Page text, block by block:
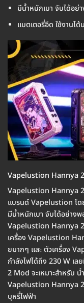
มีน้ำหนักเบา จับได้อย่
แบตเตอรี่อึด ใช้งานได้
Vapelustion Hannya 2
Vapelustion Hannya
แบรนด์ Vapelustion โ
มีน้ำหนักเบา จับได้อย่าง
Vapelustion Hannya 2
เครื่อง Vapelustion
ยมากๆ และ ตัวเครื่อง
กำลังไฟได้ถึง 230 W เ
2 Mod จะเหมาะสำหรับ
Vapelustion Hannya 2
บุหรี่ไฟฟ้า